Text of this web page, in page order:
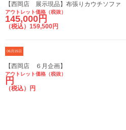
【西岡店 展示現品】布張りカウチソファ
アウトレット価格（税抜）
145,000円
（税込）159,500円
06月15日
【西岡店 ６月企画】
アウトレット価格（税抜）
円
（税込）円